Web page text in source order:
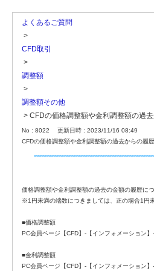
よくあるご質問
>
CFD取引
>
調整額
>
調整額その他
> CFDの価格調整額や金利調整額の過
No : 8022
更新日時 : 2023/11/16 08:49
CFDの価格調整額や金利調整額の過去からの履
価格調整額や金利調整額の過去の金額の履歴に
※1円未満の端数につきましては、正の場合1円
■価格調整額
PC会員ページ【CFD】-【インフォメーション
■金利調整額
PC会員ページ【CFD】-【インフォメーション】